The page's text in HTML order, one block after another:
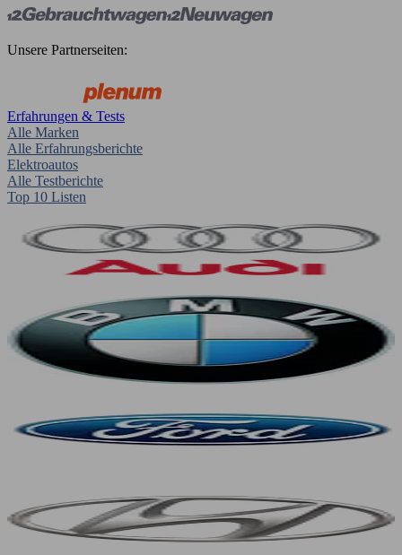
Unsere Partnerseiten:
Erfahrungen & Tests
Alle Marken
Alle Erfahrungsberichte
Elektroautos
Alle Testberichte
Top 10 Listen